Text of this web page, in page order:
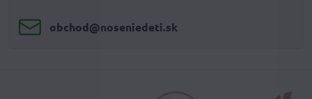
obchod​@noseniedeti​.sk